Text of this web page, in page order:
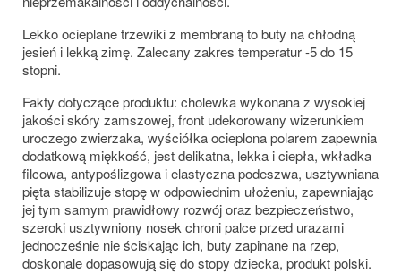
Lekko ocieplane trzewiki z membraną to buty na chłodną
jesień i lekką zimę. Zalecany zakres temperatur -5 do 15
stopni.
Fakty dotyczące produktu: cholewka wykonana z wysokiej
jakości skóry zamszowej, front udekorowany wizerunkiem
uroczego zwierzaka, wyściółka ocieplona polarem zapewnia
dodatkową miękkość, jest delikatna, lekka i ciepła, wkładka
filcowa, antypoślizgowa i elastyczna podeszwa, usztywniana
pięta stabilizuje stopę w odpowiednim ułożeniu, zapewniając
jej tym samym prawidłowy rozwój oraz bezpieczeństwo,
szeroki usztywniony nosek chroni palce przed urazami
jednocześnie nie ściskając ich, buty zapinane na rzep,
doskonale dopasowują się do stopy dziecka, produkt polski.